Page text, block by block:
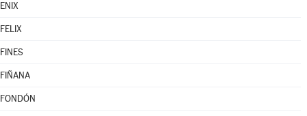
ENIX
FELIX
FINES
FIÑANA
FONDÓN